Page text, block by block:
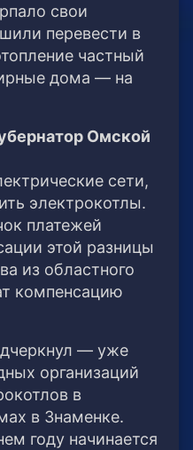
свои
перевести в
частный
дома — на
Омской
сети,
электрокотлы.
платежей
этой разницы
из областного
компенсацию
— уже
организаций
в
в Знаменке.
году начинается